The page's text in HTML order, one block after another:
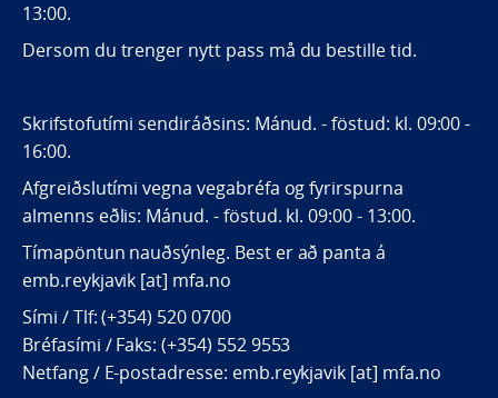
13:00.
Dersom du trenger nytt pass må du bestille tid.
Skrifstofutími sendiráðsins: Mánud. - föstud: kl. 09:00 -
16:00.
Afgreiðslutími vegna vegabréfa og fyrirspurna
almenns eðlis: Mánud. - föstud. kl. 09:00 - 13:00.
Tímapöntun nauðsýnleg. Best er að panta á
emb.reykjavik [at] mfa.no
Sími / Tlf: (+354) 520 0700
Bréfasími / Faks: (+354) 552 9553
Netfang / E-postadresse: emb.reykjavik [at] mfa.no